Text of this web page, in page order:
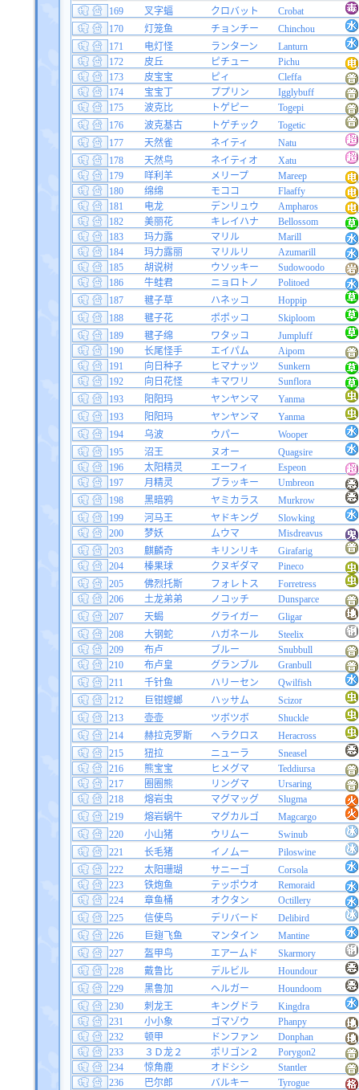
169
叉字蝠 クロバット
Crobat
170
灯笼鱼 チョンチー
Chinchou
171
电灯怪 ランターン
Lanturn
172
皮丘 ピチュー
Pichu
173
皮宝宝 ピィ
Cleffa
174
宝宝丁 ププリン
Igglybuff
175
波克比 トゲピー
Togepi
176
波克基古 トゲチック
Togetic
177
天然雀 ネイティ
Natu
178
天然鸟 ネイティオ
Xatu
179
咩利羊 メリープ
Mareep
180
绵绵 モココ
Flaaffy
181
电龙 デンリュウ
Ampharos
182
美丽花 キレイハナ
Bellossom
183
玛力露 マリル
Marill
184
玛力露丽 マリルリ
Azumarill
185
胡说树 ウソッキー
Sudowoodo
186
牛蛙君 ニョロトノ
Politoed
187
毽子草 ハネッコ
Hoppip
188
毽子花 ポポッコ
Skiploom
189
毽子绵 ワタッコ
Jumpluff
190
长尾怪手 エイパム
Aipom
191
向日种子 ヒマナッツ
Sunkern
192
向日花怪 キマワリ
Sunflora
193
阳阳玛 ヤンヤンマ
Yanma
193
阳阳玛 ヤンヤンマ
Yanma
194
乌波 ウパー
Wooper
195
沼王 ヌオー
Quagsire
196
太阳精灵 エーフィ
Espeon
197
月精灵 ブラッキー
Umbreon
198
黑暗鸦 ヤミカラス
Murkrow
199
河马王 ヤドキング
Slowking
200
梦妖 ムウマ
Misdreavus
203
麒麟奇 キリンリキ
Girafarig
204
榛果球 クヌギダマ
Pineco
205
佛烈托斯 フォレトス
Forretress
206
土龙弟弟 ノコッチ
Dunsparce
207
天蝎 グライガー
Gligar
208
大钢蛇 ハガネール
Steelix
209
布卢 ブルー
Snubbull
210
布卢皇 グランブル
Granbull
211
千针鱼 ハリーセン
Qwilfish
212
巨钳螳螂 ハッサム
Scizor
213
壶壶 ツボツボ
Shuckle
214
赫拉克罗斯 ヘラクロス
Heracross
215
狃拉 ニューラ
Sneasel
216
熊宝宝 ヒメグマ
Teddiursa
217
圈圈熊 リングマ
Ursaring
218
熔岩虫 マグマッグ
Slugma
219
熔岩蜗牛 マグカルゴ
Magcargo
220
小山猪 ウリムー
Swinub
221
长毛猪 イノムー
Piloswine
222
太阳珊瑚 サニーゴ
Corsola
223
铁炮鱼 テッポウオ
Remoraid
224
章鱼桶 オクタン
Octillery
225
信使鸟 デリバード
Delibird
226
巨翅飞鱼 マンタイン
Mantine
227
盔甲鸟 エアームド
Skarmory
228
戴鲁比 デルビル
Houndour
229
黑鲁加 ヘルガー
Houndoom
230
刺龙王 キングドラ
Kingdra
231
小小象 ゴマゾウ
Phanpy
232
顿甲 ドンファン
Donphan
233
３Ｄ龙２ ポリゴン２
Porygon2
234
惊角鹿 オドシシ
Stantler
236
巴尔郎 バルキー
Tyrogue